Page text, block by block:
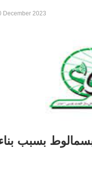
December 2023
بسبب